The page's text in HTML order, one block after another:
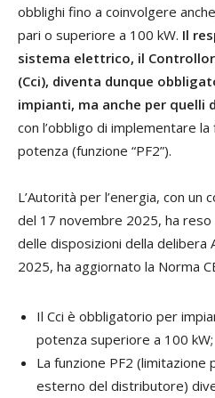
obblighi fino a coinvolgere
pari o superiore a 100 kW. Il
sistema elettrico, il
(Cci), diventa dunque
impianti, ma anche per quelli
con l’obbligo di implementare
potenza (funzione “PF2”).
L’Autorità per l’energia, con un
del 17 novembre 2025, ha reso
delle disposizioni della delibera
2025, ha aggiornato la Norma
Il Cci è obbligatorio per
potenza superiore a 100 kW;
La funzione PF2
esterno del distributore)